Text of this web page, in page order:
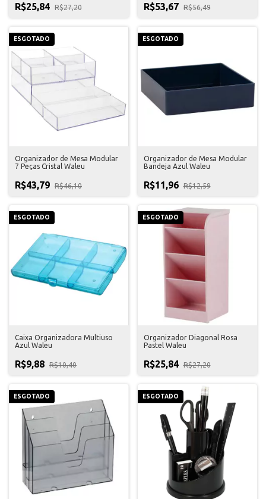
R$25,84 R$27,20 R$53,67 R$56,49
ESGOTADO
Organizador de Mesa Modular
7 Peças Cristal Waleu
R$43,79 R$46,10
ESGOTADO
Organizador de Mesa Modular
Bandeja Azul Waleu
R$11,96 R$12,59
ESGOTADO
Caixa Organizadora Multiuso
Azul Waleu
R$9,88 R$10,40
ESGOTADO
Organizador Diagonal Rosa
Pastel Waleu
R$25,84 R$27,20
ESGOTADO ESGOTADO